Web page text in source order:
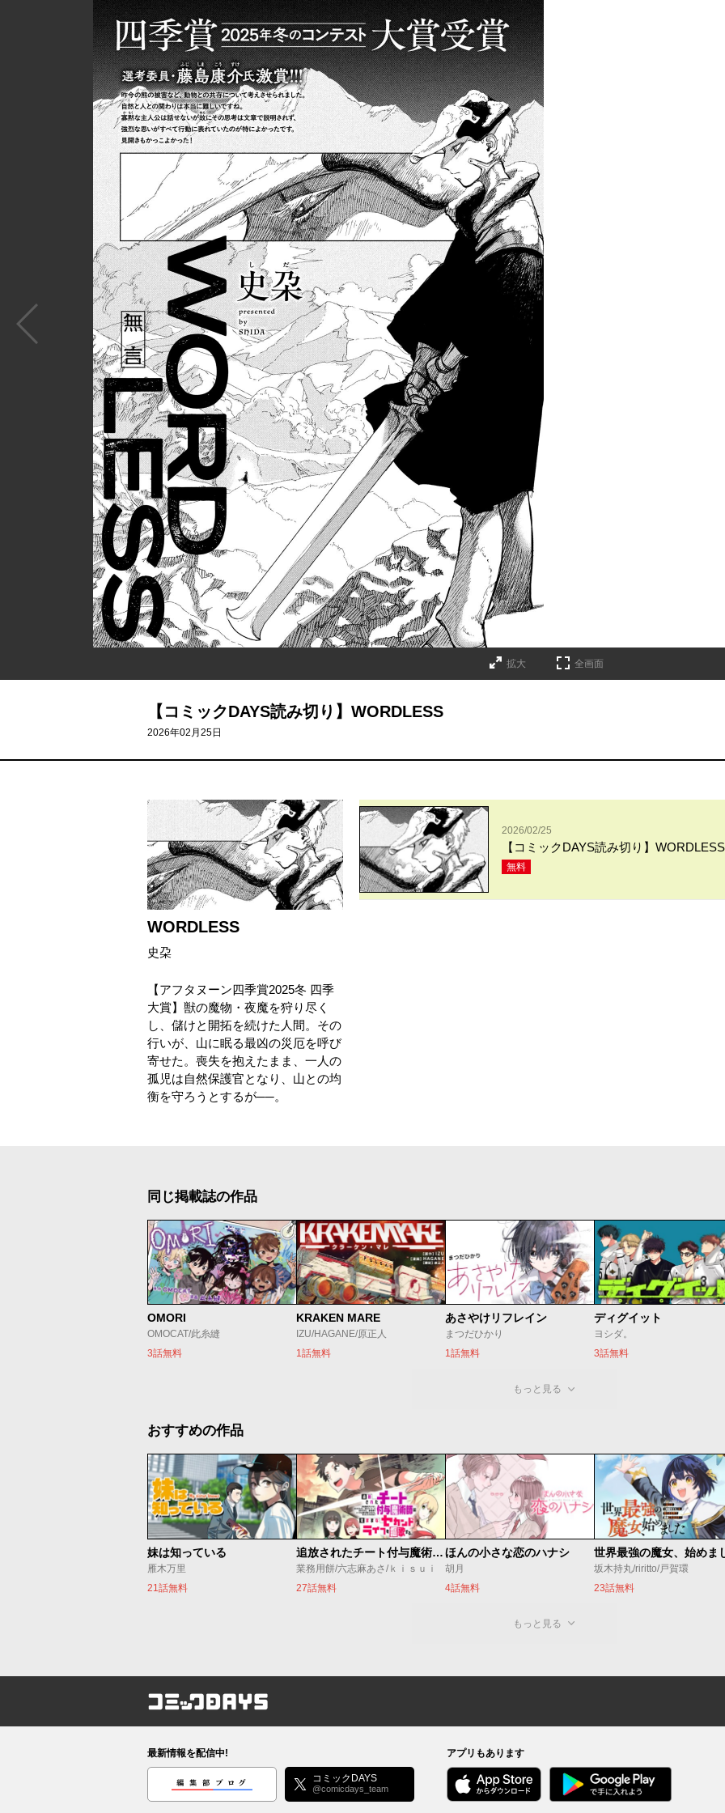
拡大 全画面
【コミックDAYS読み切り】WORDLESS
2026年02月25日
WORDLESS
史朶
【アフタヌーン四季賞2025冬 四季
大賞】獣の魔物・夜魔を狩り尽く
し、儲けと開拓を続けた人間。その
行いが、山に眠る最凶の災厄を呼び
寄せた。喪失を抱えたまま、一人の
孤児は自然保護官となり、山との均
衡を守ろうとするが──。
2026/02/25
【コミックDAYS読み切り】WORDLESS
無料
同じ掲載誌の作品
OMORI
OMOCAT/此糸縫
3話無料
KRAKEN MARE
IZU/HAGANE/原正人
1話無料
あさやけリフレイン
まつだひかり
1話無料
ディグイット
ヨシダ。
3話無料
もっと見る
おすすめの作品
妹は知っている
雁木万里
21話無料
追放されたチート付与魔術師は気ままなセカンドライフを謳歌する。 ～俺は武器だけじゃなく、あらゆるものに『強化ポイント』を付与できるし、俺の意思でいつでも効果を解除できるけど、残った人たち大丈夫？～
業務用餅/六志麻あさ/ｋｉｓｕｉ
27話無料
ほんの小さな恋のハナシ
胡月
4話無料
坂木持丸/riritto/戸賀環
23話無料
もっと見る
コミックDAYS
最新情報を配信中!
編集部ブログ コミックDAYS
@comicdays_team
アプリもあります